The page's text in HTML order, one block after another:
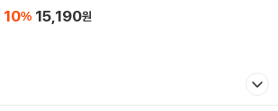
10% 15,190원